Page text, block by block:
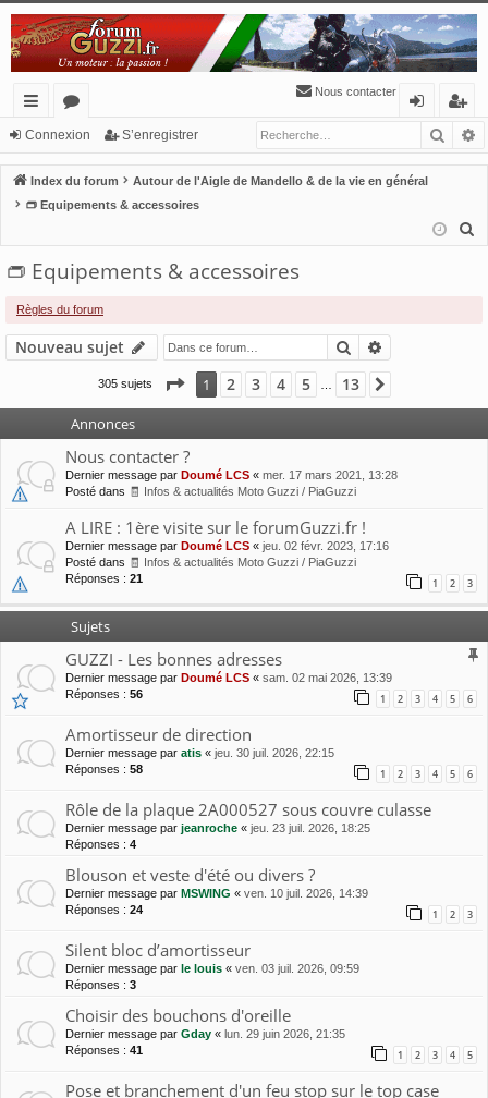
cc
ès
ra
de
or
u
m
Nous contacter
n
’e
nr
ist
Connexion S’enregistrer
Index du forum
Autour de l'Aigle de Mandello & de la vie en général
👝 Equipements & accessoires
👝 Equipements & accessoires
Règles du forum
Nouveau sujet Rechercher
305 sujets Page 1sur 13
1 2 3 4 5 13
Annonces
Nous contacter ?
Dernier message par Doumé LCS « mer. 17 mars 2021, 13:28
Posté dans 🧾 Infos & actualités Moto Guzzi / PiaGuzzi
A LIRE : 1ère visite sur le forumGuzzi.fr !
Dernier message par Doumé LCS « jeu. 02 févr. 2023, 17:16
Posté dans 🧾 Infos & actualités Moto Guzzi / PiaGuzzi
Réponses : 21 1 2 3
Sujets
GUZZI - Les bonnes adresses
Dernier message par Doumé LCS « sam. 02 mai 2026, 13:39
Réponses : 56 1 2 3 4 5 6
Amortisseur de direction
Dernier message par atis « jeu. 30 juil. 2026, 22:15
Réponses : 58 1 2 3 4 5 6
Rôle de la plaque 2A000527 sous couvre culasse
Dernier message par jeanroche « jeu. 23 juil. 2026, 18:25
Réponses : 4
Blouson et veste d'été ou divers ?
Dernier message par MSWING « ven. 10 juil. 2026, 14:39
Réponses : 24 1 2 3
Silent bloc d’amortisseur
Dernier message par le louis « ven. 03 juil. 2026, 09:59
Réponses : 3
Choisir des bouchons d'oreille
Dernier message par Gday « lun. 29 juin 2026, 21:35
Réponses : 41 1 2 3 4 5
Pose et branchement d'un feu stop sur le top case